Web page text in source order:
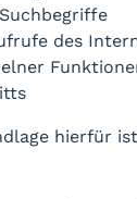
des
hierfür